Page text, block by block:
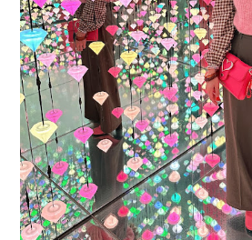
16 JAAR SPRINKLES ON A
Vandaag is het weer zo’n moment
pauzeknop duw, want Sprinkles on a
Dat blijft ...